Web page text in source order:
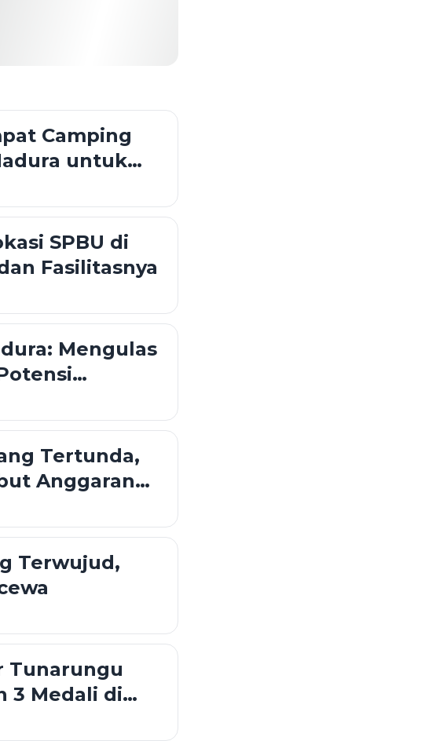
Camping
untuk
SPBU di
Fasilitasnya
Mengulas
Tertunda,
Anggaran
Terwujud,
Tunarungu
3 Medali di